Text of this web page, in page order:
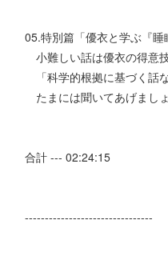
05.特別篇「優衣と学ぶ『
小難しい話は優衣の得意技
「科学的根拠に基づく話
たまには聞いてあげましょ
合計 --- 02:24:15
--------------------------------